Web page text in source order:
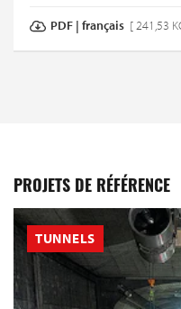
PDF | français [ 241,53
PROJETS DE RÉFÉRENCE
TUNNELS